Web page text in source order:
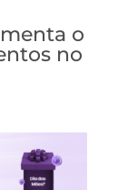
o
no